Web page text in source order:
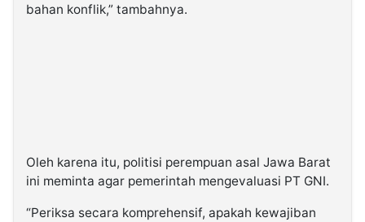
bahan konflik,” tambahnya.
Oleh karena itu, politisi perempuan asal Jawa Barat
ini meminta agar pemerintah mengevaluasi PT GNI.
“Periksa secara komprehensif, apakah kewajiban